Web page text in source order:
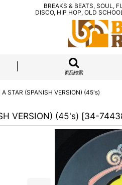
BREAKS & BEATS, SOUL,
DISCO, HIP HOP, OLD
商品検索
STAR (SPANISH VERSION) (45's)
VERSION) (45's) [34-